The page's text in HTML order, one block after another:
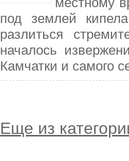
под землей
разлиться
началось
Камчатки и самого
Еще из